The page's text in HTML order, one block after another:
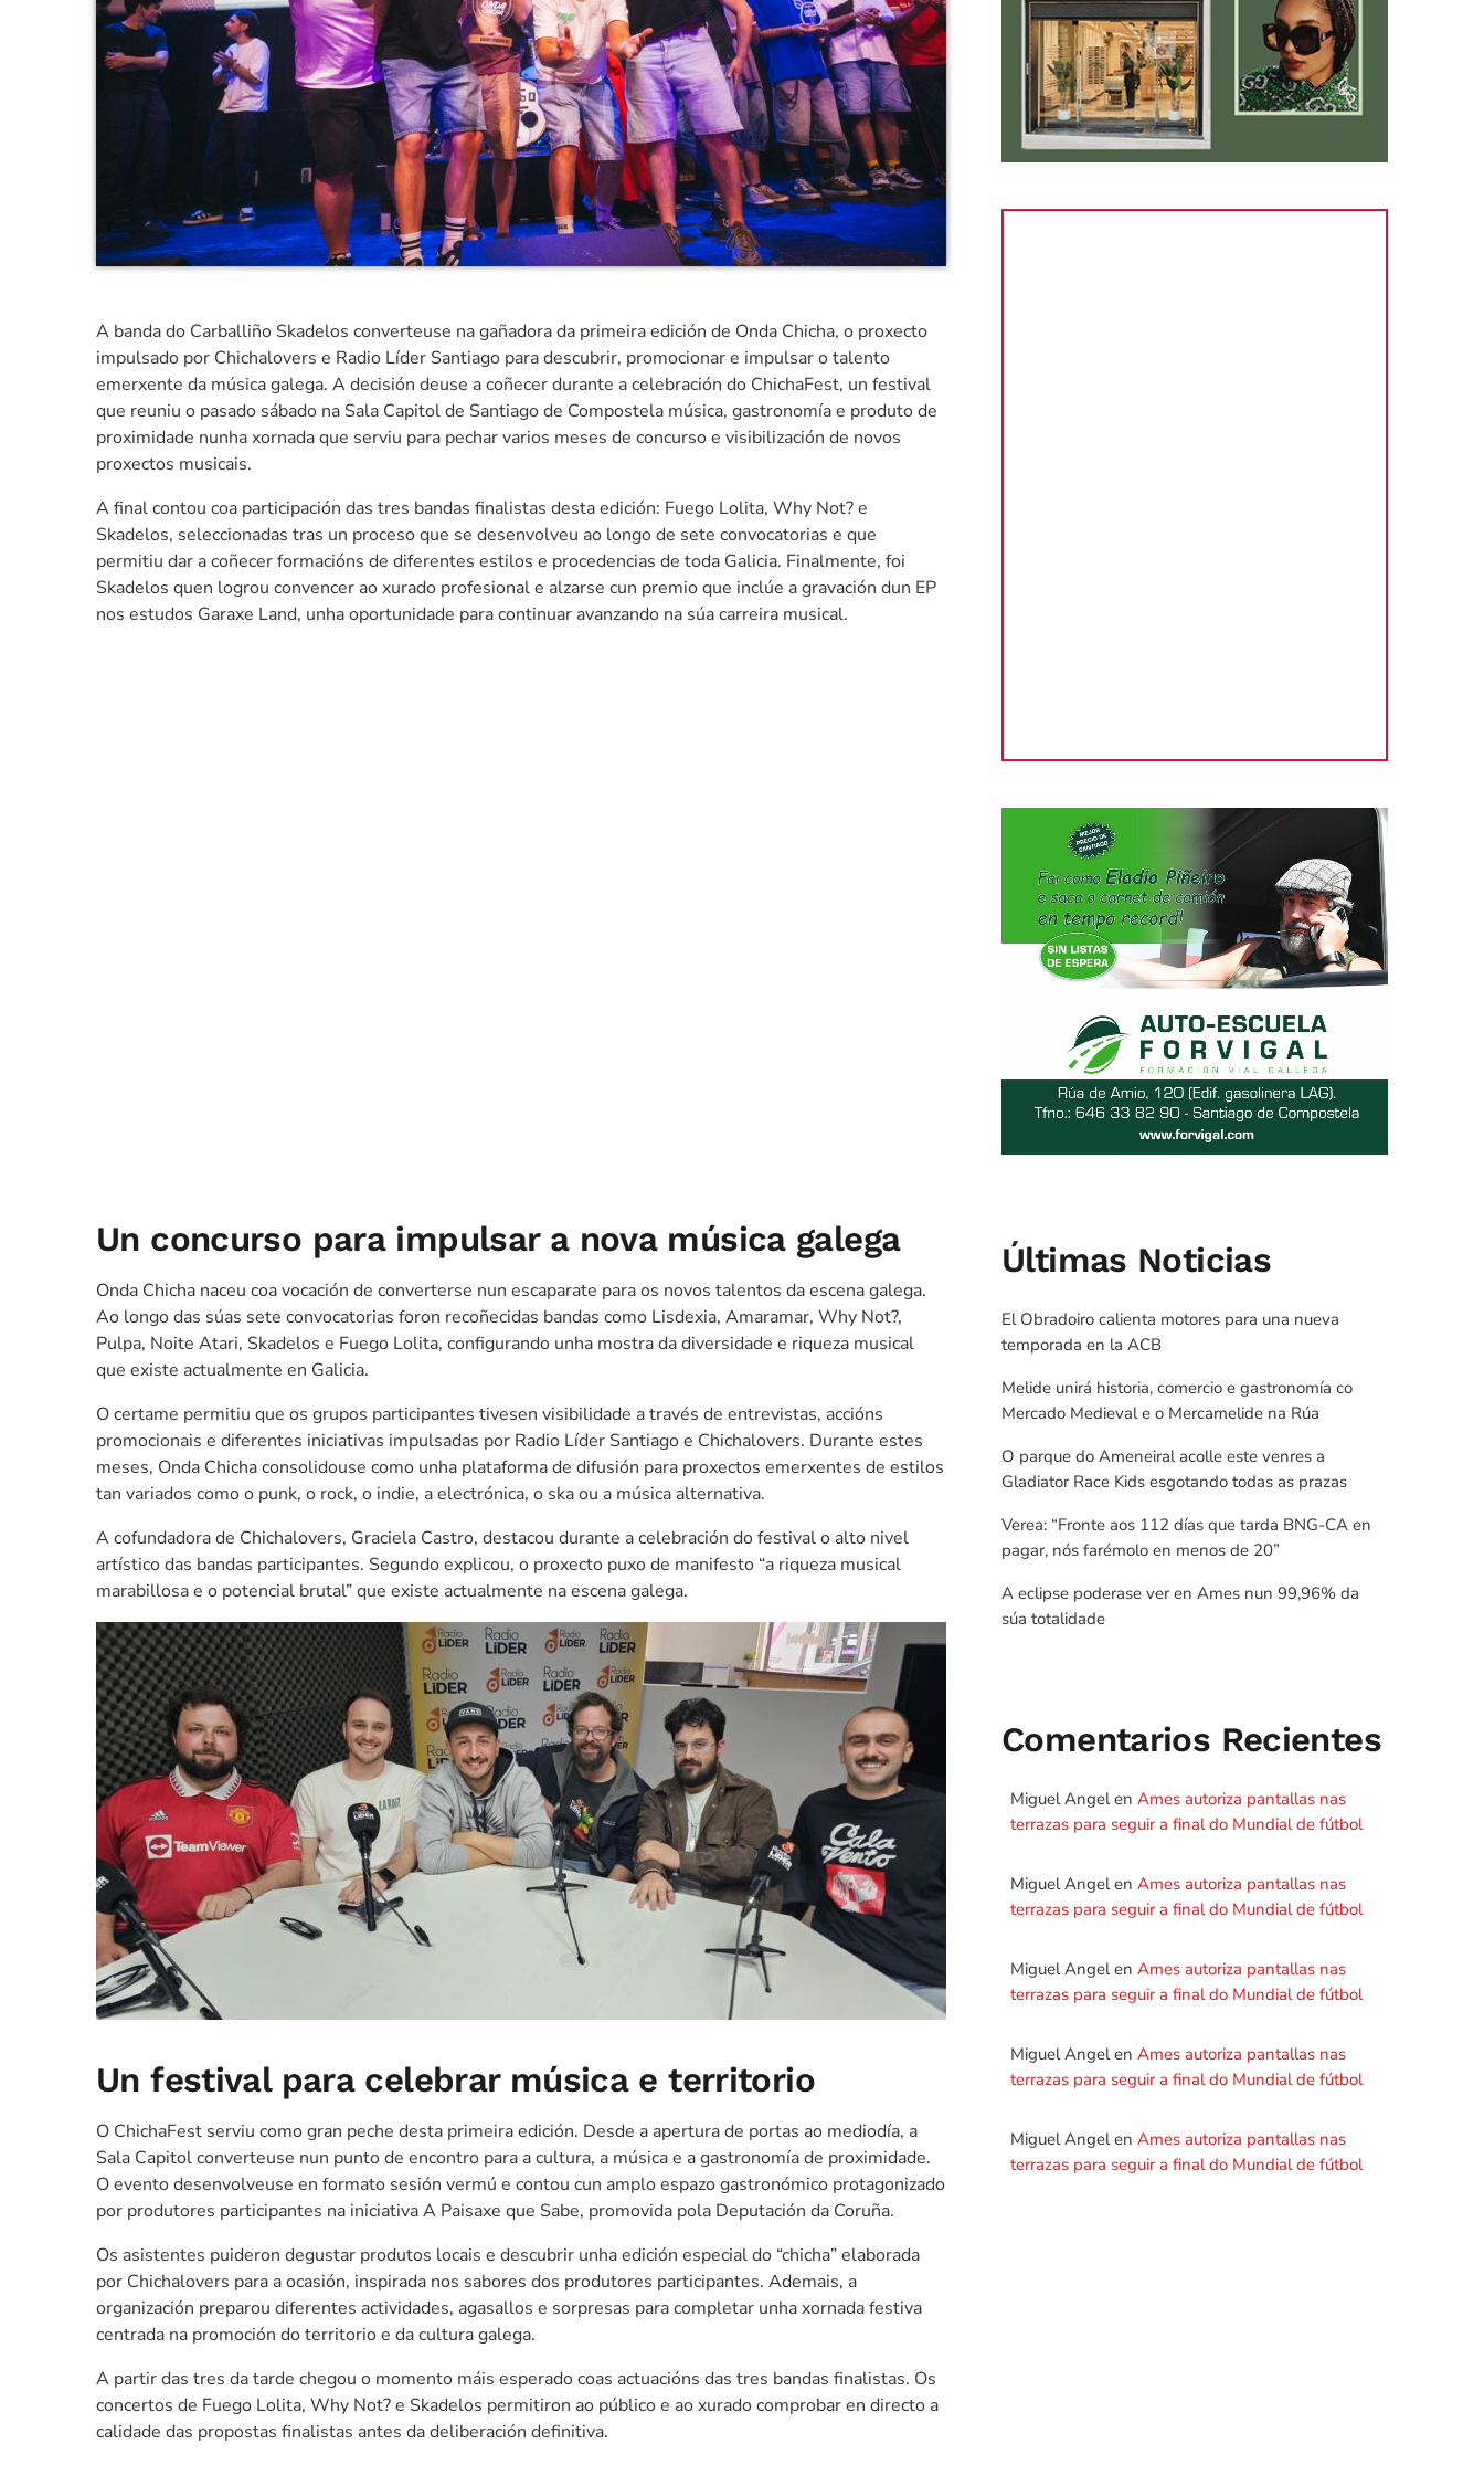
A banda do Carballiño Skadelos converteuse na gañadora da primeira edición de Onda Chicha, o proxecto
impulsado por Chichalovers e Radio Líder Santiago para descubrir, promocionar e impulsar o talento
emerxente da música galega. A decisión deuse a coñecer durante a celebración do ChichaFest, un festival
que reuniu o pasado sábado na Sala Capitol de Santiago de Compostela música, gastronomía e produto de
proximidade nunha xornada que serviu para pechar varios meses de concurso e visibilización de novos
proxectos musicais.
A final contou coa participación das tres bandas finalistas desta edición: Fuego Lolita, Why Not? e
Skadelos, seleccionadas tras un proceso que se desenvolveu ao longo de sete convocatorias e que
permitiu dar a coñecer formacións de diferentes estilos e procedencias de toda Galicia. Finalmente, foi
Skadelos quen logrou convencer ao xurado profesional e alzarse cun premio que inclúe a gravación dun EP
nos estudos Garaxe Land, unha oportunidade para continuar avanzando na súa carreira musical.
Un concurso para impulsar a nova música galega
Onda Chicha naceu coa vocación de converterse nun escaparate para os novos talentos da escena galega.
Ao longo das súas sete convocatorias foron recoñecidas bandas como Lisdexia, Amaramar, Why Not?,
Pulpa, Noite Atari, Skadelos e Fuego Lolita, configurando unha mostra da diversidade e riqueza musical
que existe actualmente en Galicia.
O certame permitiu que os grupos participantes tivesen visibilidade a través de entrevistas, accións
promocionais e diferentes iniciativas impulsadas por Radio Líder Santiago e Chichalovers. Durante estes
meses, Onda Chicha consolidouse como unha plataforma de difusión para proxectos emerxentes de estilos
tan variados como o punk, o rock, o indie, a electrónica, o ska ou a música alternativa.
A cofundadora de Chichalovers, Graciela Castro, destacou durante a celebración do festival o alto nivel
artístico das bandas participantes. Segundo explicou, o proxecto puxo de manifesto “a riqueza musical
marabillosa e o potencial brutal” que existe actualmente na escena galega.
Un festival para celebrar música e territorio
O ChichaFest serviu como gran peche desta primeira edición. Desde a apertura de portas ao mediodía, a
Sala Capitol converteuse nun punto de encontro para a cultura, a música e a gastronomía de proximidade.
O evento desenvolveuse en formato sesión vermú e contou cun amplo espazo gastronómico protagonizado
por produtores participantes na iniciativa A Paisaxe que Sabe, promovida pola Deputación da Coruña.
Os asistentes puideron degustar produtos locais e descubrir unha edición especial do “chicha” elaborada
por Chichalovers para a ocasión, inspirada nos sabores dos produtores participantes. Ademais, a
organización preparou diferentes actividades, agasallos e sorpresas para completar unha xornada festiva
centrada na promoción do territorio e da cultura galega.
A partir das tres da tarde chegou o momento máis esperado coas actuacións das tres bandas finalistas. Os
concertos de Fuego Lolita, Why Not? e Skadelos permitiron ao público e ao xurado comprobar en directo a
calidade das propostas finalistas antes da deliberación definitiva.
Últimas Noticias
El Obradoiro calienta motores para una nueva
temporada en la ACB
Melide unirá historia, comercio e gastronomía co
Mercado Medieval e o Mercamelide na Rúa
O parque do Ameneiral acolle este venres a
Gladiator Race Kids esgotando todas as prazas
Verea: “Fronte aos 112 días que tarda BNG-CA en
pagar, nós farémolo en menos de 20”
A eclipse poderase ver en Ames nun 99,96% da
súa totalidade
Comentarios Recientes
Miguel Angelen Ames autoriza pantallas nas
terrazas para seguir a final do Mundial de fútbol
Miguel Angelen Ames autoriza pantallas nas
terrazas para seguir a final do Mundial de fútbol
Miguel Angelen Ames autoriza pantallas nas
terrazas para seguir a final do Mundial de fútbol
Miguel Angelen Ames autoriza pantallas nas
terrazas para seguir a final do Mundial de fútbol
Miguel Angelen Ames autoriza pantallas nas
terrazas para seguir a final do Mundial de fútbol